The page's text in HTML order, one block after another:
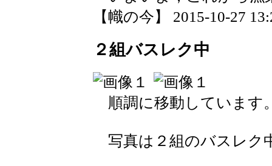
【幟の今】 2015-10-27
２組バスレク中
順調に移動しています
写真は２組のバスレク